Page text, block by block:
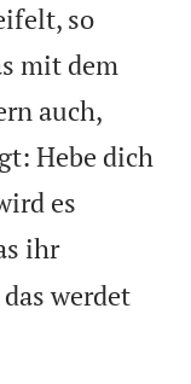
so
mit dem
auch,
Hebe dich
es
ihr
werdet